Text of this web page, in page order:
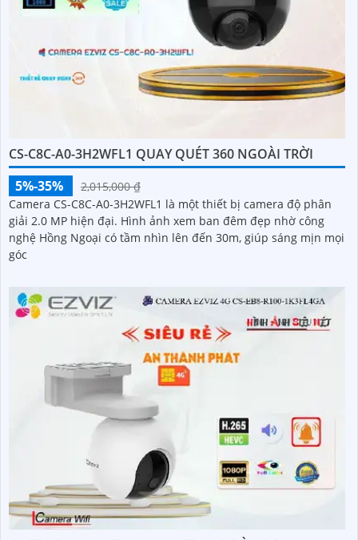
CS-C8C-A0-3H2WFL1 QUAY QUÉT 360 NGOÀI TRỜI
5%-35%
2,015,000 ₫
Camera CS-C8C-A0-3H2WFL1 là một thiết bị camera độ phân
giải 2.0 MP hiện đại. Hình ảnh xem ban đêm đẹp nhờ công
nghệ Hồng Ngoại có tầm nhìn lên đến 30m, giúp sáng mịn mọi
góc